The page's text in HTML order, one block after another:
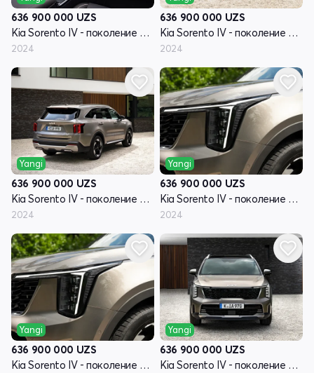
636 900 000 UZS
Kia Sorento IV - поколение рестайлинг
2024
636 900 000 UZS
Kia Sorento IV - поколение рестайлинг
2024
Yangi
636 900 000 UZS
Kia Sorento IV - поколение рестайлинг
2024
Yangi
636 900 000 UZS
Kia Sorento IV - поколение рестайлинг
2024
Yangi
636 900 000 UZS
Kia Sorento IV - поколение рестайлинг
Yangi
636 900 000 UZS
Kia Sorento IV - поколение рестайлинг